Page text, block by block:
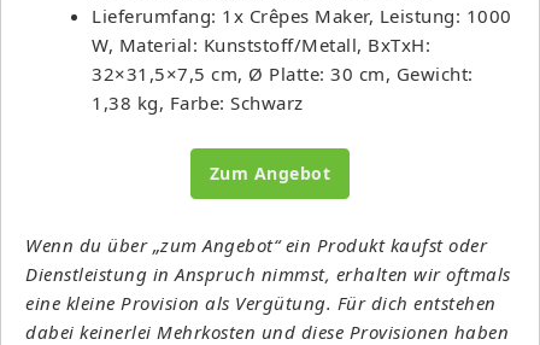
Lieferumfang: 1x Crêpes Maker, Leistung: 1000
W, Material: Kunststoff/Metall, BxTxH:
32×31,5×7,5 cm, Ø Platte: 30 cm, Gewicht:
1,38 kg, Farbe: Schwarz
Zum Angebot
Wenn du über „zum Angebot“ ein Produkt kaufst oder
Dienstleistung in Anspruch nimmst, erhalten wir oftmals
eine kleine Provision als Vergütung. Für dich entstehen
dabei keinerlei Mehrkosten und diese Provisionen haben